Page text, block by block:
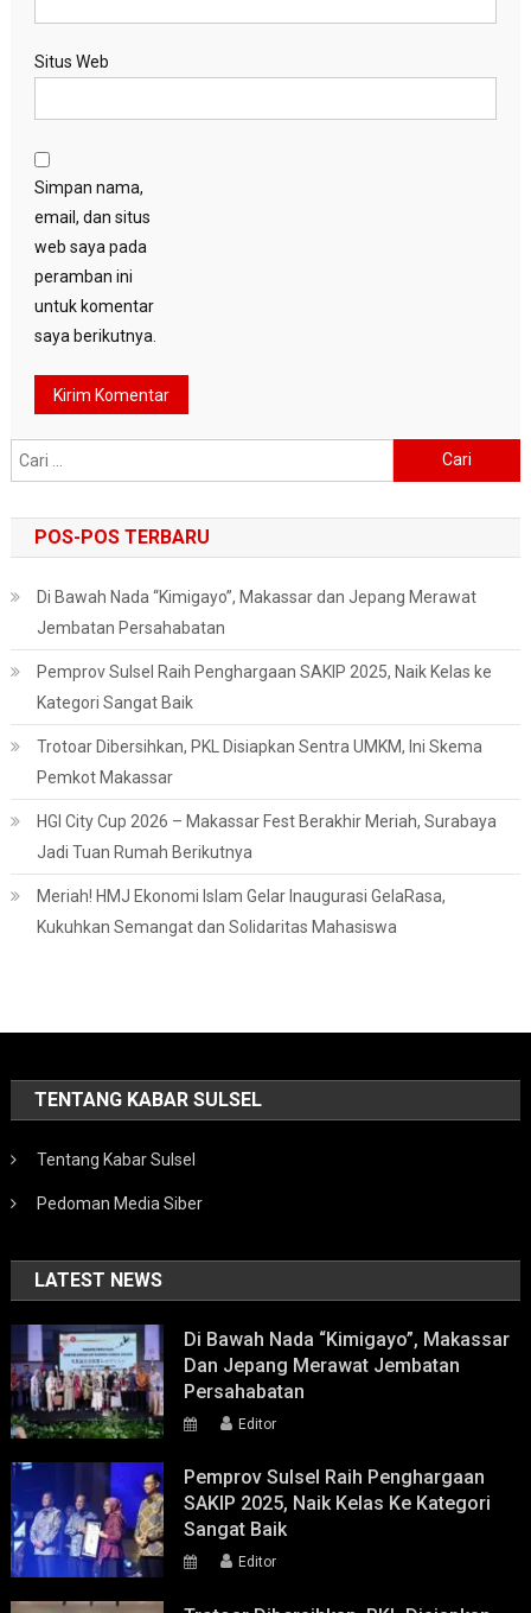
Situs Web
Simpan nama,
email, dan situs
web saya pada
peramban ini
untuk komentar
saya berikutnya.
untuk:
POS-POS TERBARU
Di Bawah Nada “Kimigayo”, Makassar dan Jepang Merawat
Jembatan Persahabatan
Pemprov Sulsel Raih Penghargaan SAKIP 2025, Naik Kelas ke
Kategori Sangat Baik
Trotoar Dibersihkan, PKL Disiapkan Sentra UMKM, Ini Skema
Pemkot Makassar
HGI City Cup 2026 – Makassar Fest Berakhir Meriah, Surabaya
Jadi Tuan Rumah Berikutnya
Meriah! HMJ Ekonomi Islam Gelar Inaugurasi GelaRasa,
Kukuhkan Semangat dan Solidaritas Mahasiswa
TENTANG KABAR SULSEL
Tentang Kabar Sulsel
Pedoman Media Siber
LATEST NEWS
Di Bawah Nada “Kimigayo”, Makassar
Dan Jepang Merawat Jembatan
Persahabatan
Editor
Pemprov Sulsel Raih Penghargaan
SAKIP 2025, Naik Kelas Ke Kategori
Sangat Baik
Editor